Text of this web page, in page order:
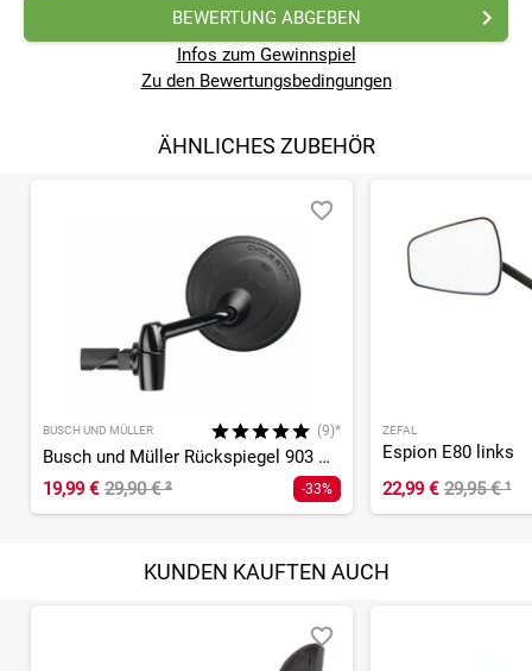
BEWERTUNG ABGEBEN
Infos zum Gewinnspiel
Zu den Bewertungsbedingungen
ÄHNLICHES ZUBEHÖR
BUSCH UND MÜLLER (9)*
Busch und Müller Rückspiegel 903 Cycle Star 80
19,99 € 29,90 €² -33%
ZEFAL
Espion E80 links
22,99 € 29,95 €¹
KUNDEN KAUFTEN AUCH